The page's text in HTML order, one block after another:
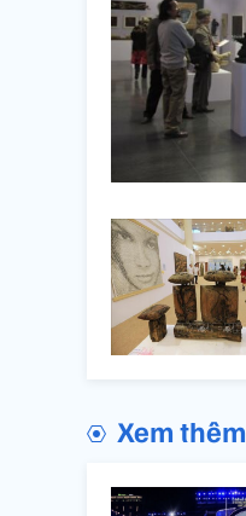
Xem thêm